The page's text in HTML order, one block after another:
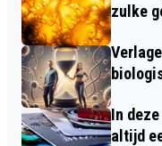
zulke
In
altijd